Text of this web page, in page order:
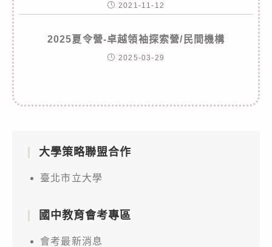
2021-11-12
2025夏令營-卓越領袖探索營/民間機構
2025-03-29
大學策略聯盟合作
臺北市立大學
國中教育會考專區
會考最新消息